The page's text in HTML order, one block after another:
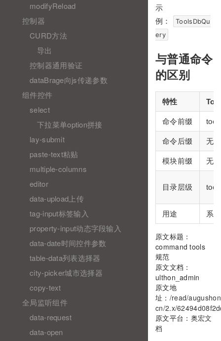
modifyReload
控制器
CURD方法
导出
控制器通用验证
dataBrage向js传递参数
组件控件
select
下拉菜单option拼接
lay-submit
paste-text粘贴
multiple-columns
editor
data-upload上传
tag-input标签输入
property-input动态字段输入
data-date时间控件参数
table-data列表选择器
city-picker城市选择器
copy-text
全局监听组件
data-request
data-open
示
例：
ToolsDbQu
ery
与普通命令
的区别
特性
命令前缀
命令后缀 无
模块前缀 无
目录层级
用途 系
原文标题：
command tools
规范
原文文档：
ulthon_admin
原文地
址： /read/
cn/2.x/
原文平台： 奥宏文
档